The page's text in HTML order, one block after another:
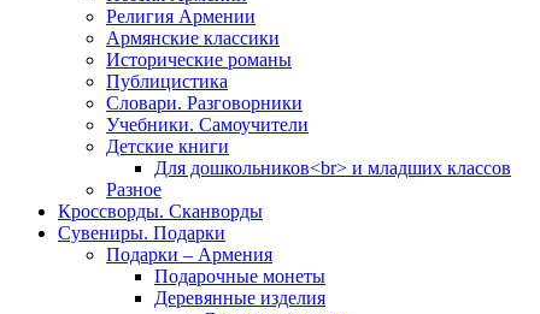
Религия Армении
Армянские классики
Исторические романы
Публицистика
Словари. Разговорники
Учебники. Самоучители
Детские книги
Для дошкольников<br> и младших классов
Разное
Кроссворды. Сканворды
Сувениры. Подарки
Подарки – Армения
Подарочные монеты
Деревянные изделия